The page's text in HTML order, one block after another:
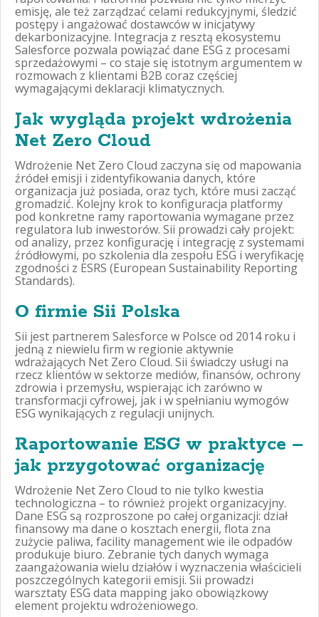
emisję, ale też zarządzać celami redukcyjnymi, śledzić
postępy i angażować dostawców w inicjatywy
dekarbonizacyjne. Integracja z resztą ekosystemu
Salesforce pozwala powiązać dane ESG z procesami
sprzedażowymi – co staje się istotnym argumentem w
rozmowach z klientami B2B coraz częściej
wymagającymi deklaracji klimatycznych.
Jak wygląda projekt wdrożenia
Net Zero Cloud
Wdrożenie Net Zero Cloud zaczyna się od mapowania
źródeł emisji i zidentyfikowania danych, które
organizacja już posiada, oraz tych, które musi zacząć
gromadzić. Kolejny krok to konfiguracja platformy
pod konkretne ramy raportowania wymagane przez
regulatora lub inwestorów. Sii prowadzi cały projekt:
od analizy, przez konfigurację i integrację z systemami
źródłowymi, po szkolenia dla zespołu ESG i weryfikację
zgodności z ESRS (European Sustainability Reporting
Standards).
O firmie Sii Polska
Sii jest partnerem Salesforce w Polsce od 2014 roku i
jedną z niewielu firm w regionie aktywnie
wdrażających Net Zero Cloud. Sii świadczy usługi na
rzecz klientów w sektorze mediów, finansów, ochrony
zdrowia i przemysłu, wspierając ich zarówno w
transformacji cyfrowej, jak i w spełnianiu wymogów
ESG wynikających z regulacji unijnych.
Raportowanie ESG w praktyce –
jak przygotować organizację
Wdrożenie Net Zero Cloud to nie tylko kwestia
technologiczna – to również projekt organizacyjny.
Dane ESG są rozproszone po całej organizacji: dział
finansowy ma dane o kosztach energii, flota zna
zużycie paliwa, facility management wie ile odpadów
produkuje biuro. Zebranie tych danych wymaga
zaangażowania wielu działów i wyznaczenia właścicieli
poszczególnych kategorii emisji. Sii prowadzi
warsztaty ESG data mapping jako obowiązkowy
element projektu wdrożeniowego.